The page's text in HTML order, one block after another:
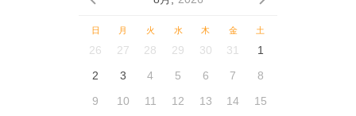
日 月 火 水 木 金 土
26 27 28 29 30 31
1
2
3 4 5 6 7
8
9
10 11 12 13 14 15